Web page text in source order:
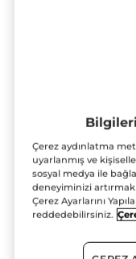
Krem
4.8
4.8/5
yıldız.
Çerez aydınlatma
uyarlanmış ve
sosyal medya ile
deneyiminizi
Çerez Ayarlarını
reddedebilirsiniz.